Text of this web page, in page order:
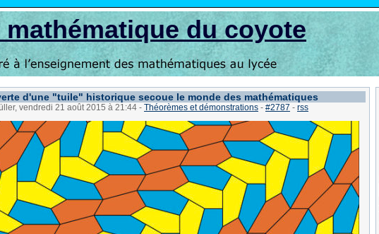
du coyote
d'une "tuile" historique secoue le monde des mathématiques
vendredi 21 août 2015 à 21:44 - Théorèmes et démonstrations - #2787 - rss